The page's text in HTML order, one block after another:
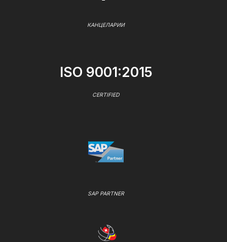
КАНЦЕЛАРИИ
ISO 9001:2015
CERTIFIED
SAP PARTNER